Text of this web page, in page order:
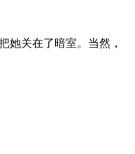
关在了暗室。当然，